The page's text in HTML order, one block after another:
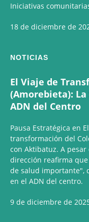
Iniciativas
18 de diciembre de
NOTICIAS
El Viaje de
(Amorebieta):
ADN del Centro
Pausa Estratégica en
transformación del
con Aktibatuz. A
dirección reafirma
de salud importante",
en el ADN del centro.
9 de diciembre de